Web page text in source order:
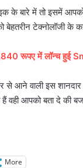
के बारे में तो इसमें
बेहतरीन टेक्नोलॉजी के
रूपए में लॉन्च हुई
आने वाली इस शानदार
आपको बता दे की
More